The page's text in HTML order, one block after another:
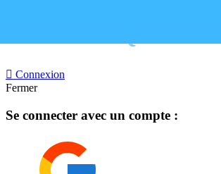
 Connexion
Fermer
Se connecter avec un compte :